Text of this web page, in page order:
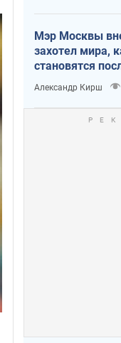
Мэр Москвы
захотел мира,
становятся
и новые
рейтинги
Александр Кирш